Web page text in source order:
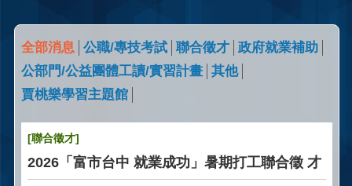
全部消息 公職/專技考試 聯合徵才 政府就業補助
公部門/公益團體工讀/實習計畫 其他
賈桃樂學習主題館
[聯合徵才]
2026「富市台中 就業成功」暑期打工聯合徵 才